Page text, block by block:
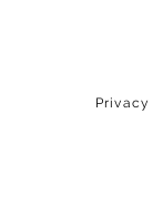
Privacy